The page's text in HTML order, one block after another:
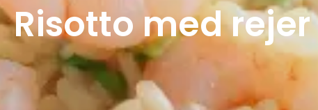
Risotto med rejer